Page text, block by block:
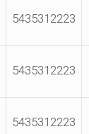
5435312223
5435312223
5435312223